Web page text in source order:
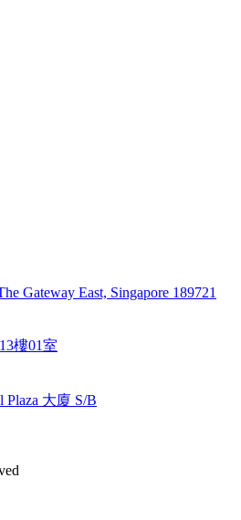
Gateway East, Singapore 189721
樓01室
大廈 S/B